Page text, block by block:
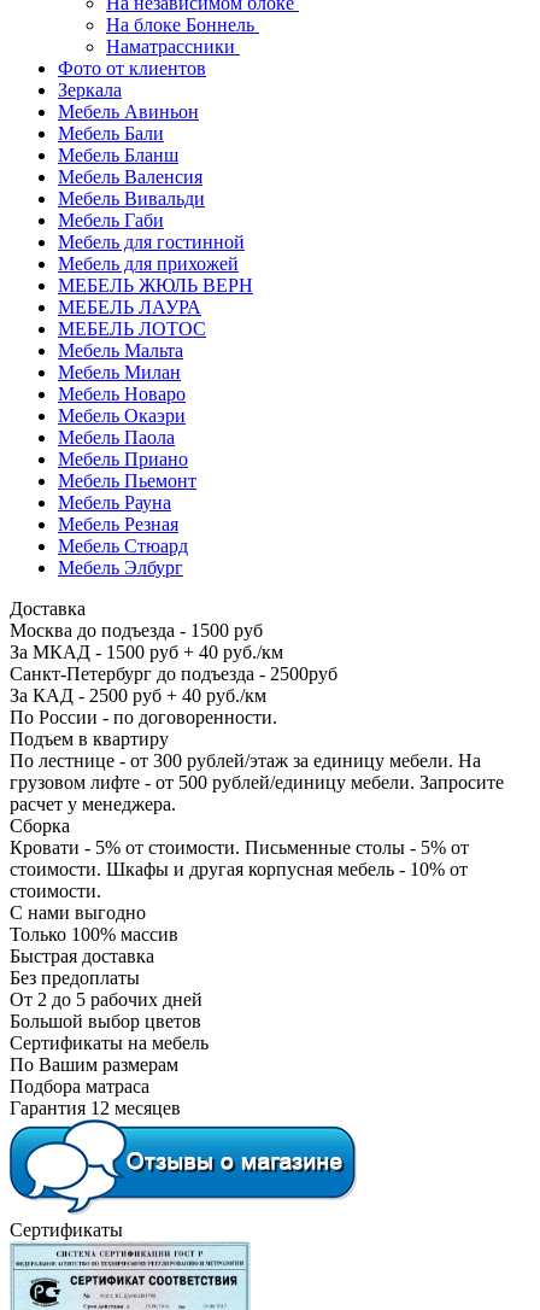
На блоке Боннель
Наматрассники
Фото от клиентов
Зеркала
Мебель Авиньон
Мебель Бали
Мебель Бланш
Мебель Валенсия
Мебель Вивальди
Мебель Габи
Мебель для гостинной
Мебель для прихожей
МЕБЕЛЬ ЖЮЛЬ ВЕРН
МЕБЕЛЬ ЛАУРА
МЕБЕЛЬ ЛОТОС
Мебель Мальта
Мебель Милан
Мебель Новаро
Мебель Окаэри
Мебель Паола
Мебель Приано
Мебель Пьемонт
Мебель Рауна
Мебель Резная
Мебель Стюард
Мебель Элбург
Доставка
Москва до подъезда - 1500 руб
За МКАД - 1500 руб + 40 руб./км
Санкт-Петербург до подъезда - 2500руб
За КАД - 2500 руб + 40 руб./км
По России - по договоренности.
Подъем в квартиру
По лестнице - от 300 рублей/этаж за единицу мебели. На
грузовом лифте - от 500 рублей/единицу мебели. Запросите
расчет у менеджера.
Сборка
Кровати - 5% от стоимости. Письменные столы - 5% от
стоимости. Шкафы и другая корпусная мебель - 10% от
стоимости.
С нами выгодно
Только 100% массив
Быстрая доставка
Без предоплаты
От 2 до 5 рабочих дней
Большой выбор цветов
Сертификаты на мебель
По Вашим размерам
Подбора матраса
Гарантия 12 месяцев
Сертификаты